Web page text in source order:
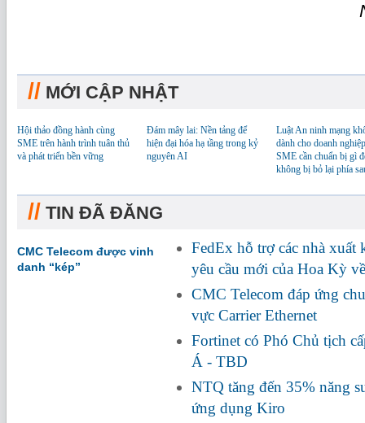
// MỚI CẬP NHẬT
Hội thảo đồng hành cùng
SME trên hành trình tuân thủ
và phát triển bền vững
Đám mây lai: Nền tảng để
hiện đại hóa hạ tầng trong kỷ
nguyên AI
Luật An ninh mạng
dành cho doanh
SME cần chuẩn bị gì
không bị bỏ lại phía
// TIN ĐÃ ĐĂNG
CMC Telecom được vinh
danh “kép”
FedEx hỗ trợ các nhà xuất
yêu cầu mới của Hoa Kỳ
CMC Telecom đáp ứng
vực Carrier Ethernet
Fortinet có Phó Chủ tịch
Á - TBD
NTQ tăng đến 35% năng
ứng dụng Kiro